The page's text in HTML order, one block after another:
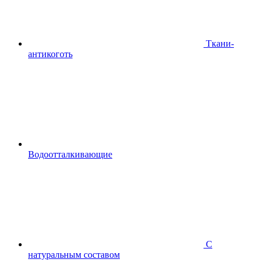
Ткани-
антикоготь
Водоотталкивающие
С
натуральным составом